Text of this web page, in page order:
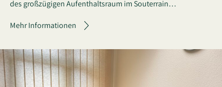
des großzügigen Aufenthaltsraum im Souterrain…
Mehr Informationen